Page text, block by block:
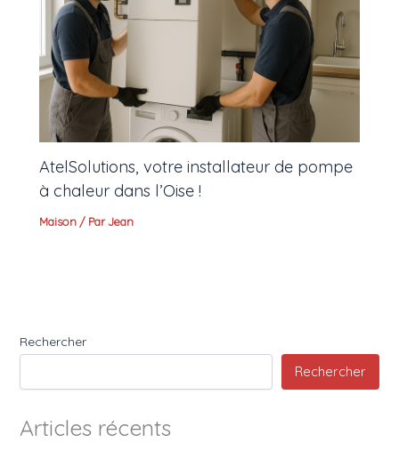
AtelSolutions, votre installateur de pompe
à chaleur dans l’Oise !
Maison / ParJean
Rechercher
Rechercher
Articles récents